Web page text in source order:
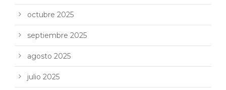
octubre 2025
septiembre 2025
agosto 2025
julio 2025